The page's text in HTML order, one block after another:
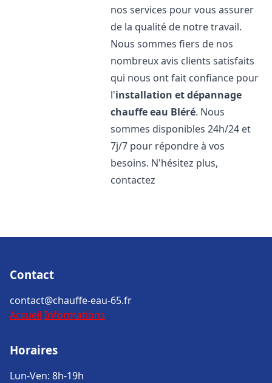
nos services pour vous assurer
de la qualité de notre travail.
Nous sommes fiers de nos
nombreux avis clients satisfaits
qui nous ont fait confiance pour
l'installation et dépannage
chauffe eau Bléré. Nous
sommes disponibles 24h/24 et
7j/7 pour répondre à vos
besoins. N'hésitez plus,
contactez
Contact
contact@chauffe-eau-65.fr
Accueil Informations
Horaires
Lun-Ven: 8h-19h